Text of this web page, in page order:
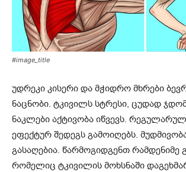
#image_title
უდრეკი კისერი და მჭიდრო მხრები
ნაცნობი. ტკივილს სტრესი, ცუდად
ნაკლები აქტივობა იწვევს.
ეფექტურ შედეგს გამოიღებს.
გასაღებია. წარმოგიდგენთ რამდენიმე
რომელიც ტკივილის მოხსნაში